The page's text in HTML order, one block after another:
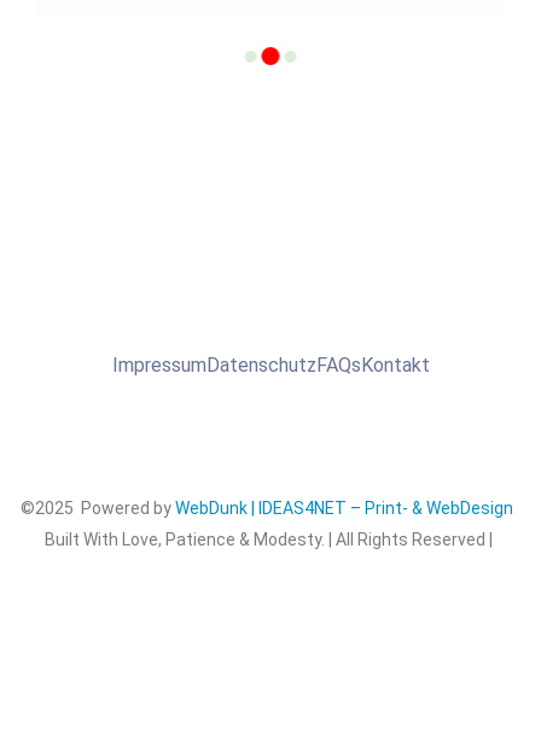
ImpressumDatenschutzFAQsKontakt
©2025 Powered byWebDunk | IDEAS4NET – Print- & WebDesign
Built With Love, Patience & Modesty. | All Rights Reserved |